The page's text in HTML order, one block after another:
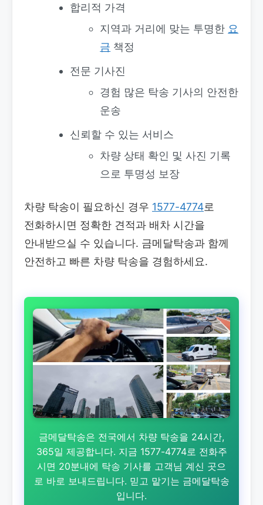
합리적 가격
지역과 거리에 맞는 투명한 요
금 책정
전문 기사진
경험 많은 탁송 기사의 안전한
운송
신뢰할 수 있는 서비스
차량 상태 확인 및 사진 기록
으로 투명성 보장
차량 탁송이 필요하신 경우 1577-4774로
전화하시면 정확한 견적과 배차 시간을
안내받으실 수 있습니다. 금메달탁송과 함께
안전하고 빠른 차량 탁송을 경험하세요.
금메달탁송은 전국에서 차량 탁송을 24시간,
365일 제공합니다. 지금 1577-4774로 전화주
시면 20분내에 탁송 기사를 고객님 계신 곳으
로 바로 보내드립니다. 믿고 맡기는 금메달탁송
입니다.